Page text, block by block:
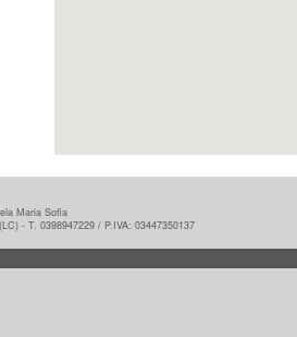
Maria Sofia
- T. 0398947229 / P.IVA: 03447350137